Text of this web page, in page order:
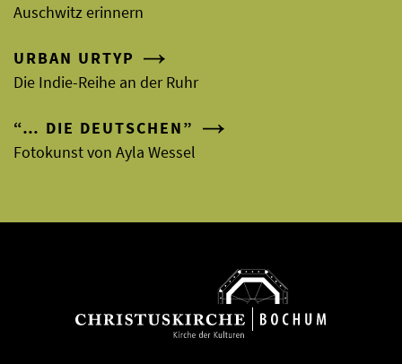
Auschwitz erinnern
URBAN URTYP
Die Indie-Reihe an der Ruhr
“… DIE DEUTSCHEN”
Fotokunst von Ayla Wessel